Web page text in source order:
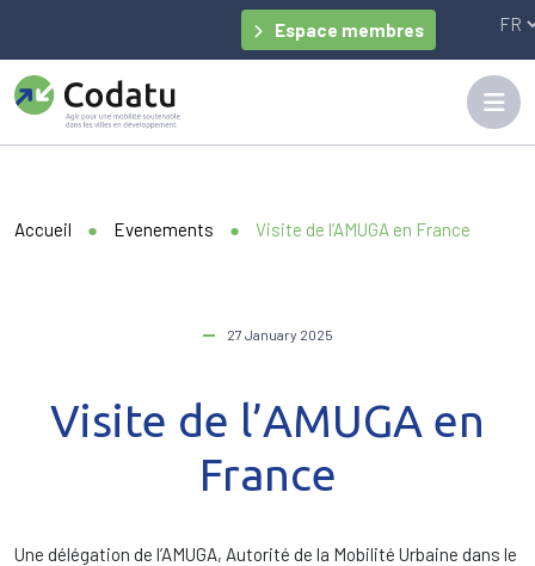
Espace membres
Accueil ● Evenements ● Visite de l’AMUGA en France
27 January 2025
Visite de l’AMUGA en
France
Une délégation de l’AMUGA, Autorité de la Mobilité Urbaine dans le
Panneau de gestion des cookies